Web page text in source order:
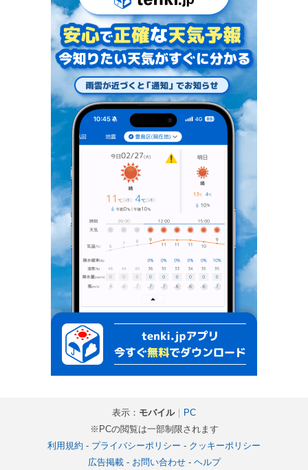
表示： モバイル｜ PC
※PCの閲覧は一部制限されます
利用規約 - プライバシーポリシー - クッキーポリシー
広告掲載- お問い合わせ- ヘルプ